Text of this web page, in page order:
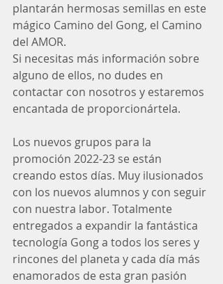
plantarán hermosas semillas en este
mágico Camino del Gong, el Camino
del AMOR.
Si necesitas más información sobre
alguno de ellos, no dudes en
contactar con nosotros y estaremos
encantada de proporcionártela.
Los nuevos grupos para la
promoción 2022-23 se están
creando estos días. Muy ilusionados
con los nuevos alumnos y con seguir
con nuestra labor. Totalmente
entregados a expandir la fantástica
tecnología Gong a todos los seres y
rincones del planeta y cada día más
enamorados de esta gran pasión